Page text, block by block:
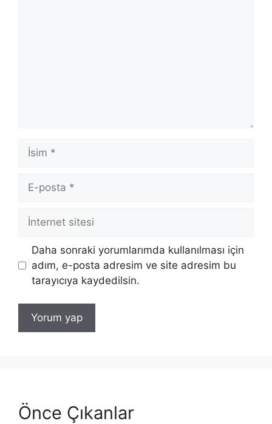
İsim
posta
İnternet
sitesi
Daha sonraki yorumlarımda kullanılması için
adım, e-posta adresim ve site adresim bu
tarayıcıya kaydedilsin.
Önce Çıkanlar